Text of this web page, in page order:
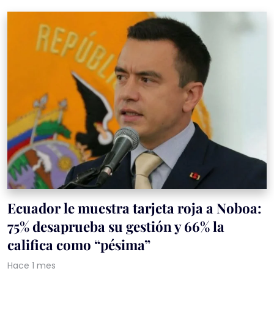
Ecuador le muestra tarjeta roja a Noboa:
75% desaprueba su gestión y 66% la
califica como “pésima”
Hace 1 mes